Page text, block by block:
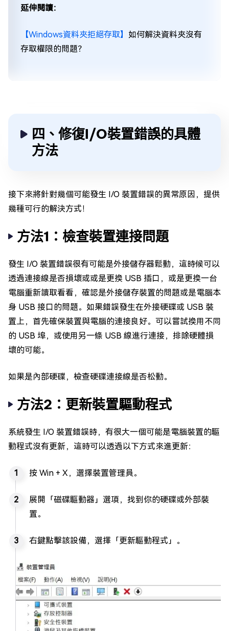
延伸閱讀：
【Windows資料夾拒絕存取】 如何解決資料夾沒有
存取權限的問題？
四、修復I/O裝置錯誤的具體
方法
接下來將針對幾個可能發生 I/O 裝置錯誤的異常原因，提供
幾種可行的解決方式！
方法1：檢查裝置連接問題
發生 I/O 裝置錯誤很有可能是外接儲存器鬆動，這時候可以
透過連接線是否損壞或或是更換 USB 插口，或是更換一台
電腦重新讀取看看，確認是外接儲存裝置的問題或是電腦本
身 USB 接口的問題。如果錯誤發生在外接硬碟或 USB 裝
置上，首先確保裝置與電腦的連接良好。可以嘗試換用不同
的 USB 埠，或使用另一條 USB 線進行連接，排除硬體損
壞的可能。
如果是內部硬碟，檢查硬碟連接線是否松動。
方法2：更新裝置驅動程式
系統發生 I/O 裝置錯誤時，有很大一個可能是電腦裝置的驅
動程式沒有更新，這時可以透過以下方式來進更新：
按 Win + X，選擇裝置管理員。
展開「磁碟驅動器」選項，找到你的硬碟或外部裝
置。
右鍵點擊該設備，選擇「更新驅動程式」。